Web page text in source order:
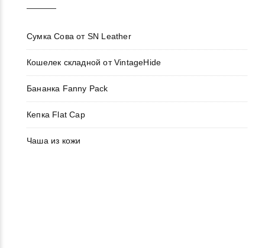
Сумка Сова от SN Leather
Кошелек складной от VintageHide
Бананка Fanny Pack
Кепка Flat Cap
Чаша из кожи